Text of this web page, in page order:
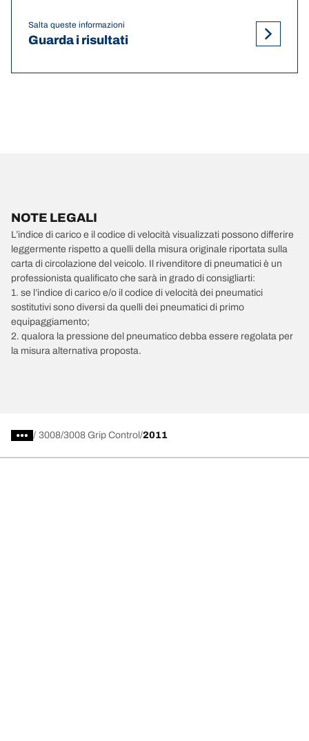
Salta queste informazioni
Guarda i risultati
NOTE LEGALI
L’indice di carico e il codice di velocità visualizzati possono differire
leggermente rispetto a quelli della misura originale riportata sulla
carta di circolazione del veicolo. Il rivenditore di pneumatici è un
professionista qualificato che sarà in grado di consigliarti:
1. se l’indice di carico e/o il codice di velocità dei pneumatici
sostitutivi sono diversi da quelli dei pneumatici di primo
equipaggiamento;
2. qualora la pressione del pneumatico debba essere regolata per
la misura alternativa proposta.
/ 3008 3008 Grip Control 2011